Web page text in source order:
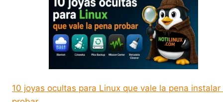
10 joyas ocultas para Linux que vale la pena instalar